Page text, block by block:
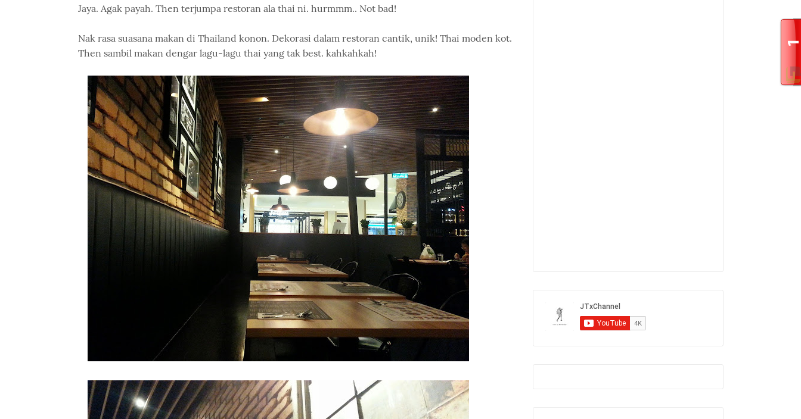
Jaya. Agak payah. Then terjumpa restoran ala thai ni. hurmmm.. Not bad!
Nak rasa suasana makan di Thailand konon. Dekorasi dalam restoran cantik, unik! Thai moden kot.
Then sambil makan dengar lagu-lagu thai yang tak best. kahkahkah!